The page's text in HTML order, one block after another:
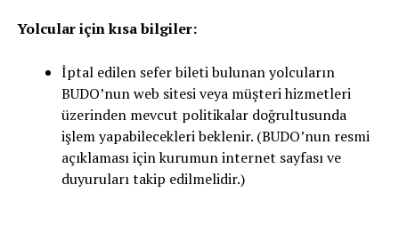
Yolcular için kısa bilgiler:
İptal edilen sefer bileti bulunan yolcuların
BUDO’nun web sitesi veya müşteri hizmetleri
üzerinden mevcut politikalar doğrultusunda
işlem yapabilecekleri beklenir. (BUDO’nun resmi
açıklaması için kurumun internet sayfası ve
duyuruları takip edilmelidir.)